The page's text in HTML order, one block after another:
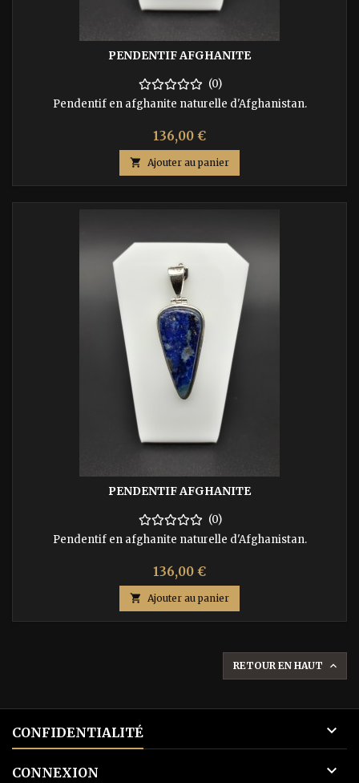
PENDENTIF AFGHANITE
(0)
Pendentif en afghanite naturelle d'Afghanistan.
Prix
136,00 €
 Ajouter au panier
PENDENTIF AFGHANITE
(0)
Pendentif en afghanite naturelle d'Afghanistan.
Prix
136,00 €
 Ajouter au panier
RETOUR EN HAUT 
CONFIDENTIALITÉ 
CONNEXION 